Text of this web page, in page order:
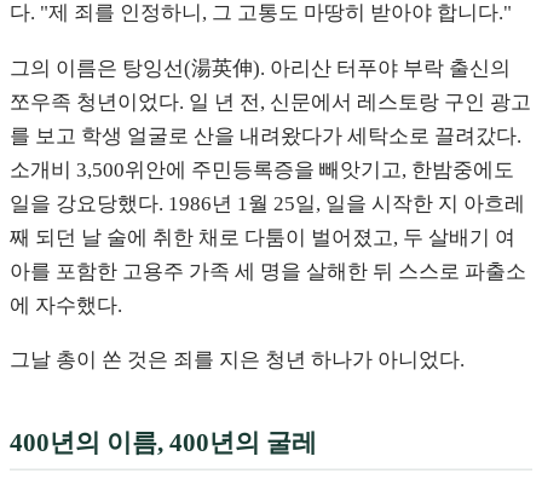
다. "제 죄를 인정하니, 그 고통도 마땅히 받아야 합니다."
그의 이름은 탕잉선(湯英伸). 아리산 터푸야 부락 출신의
쪼우족 청년이었다. 일 년 전, 신문에서 레스토랑 구인 광고
를 보고 학생 얼굴로 산을 내려왔다가 세탁소로 끌려갔다.
소개비 3,500위안에 주민등록증을 빼앗기고, 한밤중에도
일을 강요당했다. 1986년 1월 25일, 일을 시작한 지 아흐레
째 되던 날 술에 취한 채로 다툼이 벌어졌고, 두 살배기 여
아를 포함한 고용주 가족 세 명을 살해한 뒤 스스로 파출소
에 자수했다.
그날 총이 쏜 것은 죄를 지은 청년 하나가 아니었다.
400년의 이름, 400년의 굴레